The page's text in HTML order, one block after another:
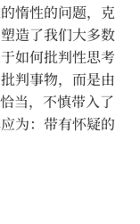
惰性的问题，克
造了我们大多数
如何批判性思考
判事物，而是由
当，不慎带入了
为：带有怀疑的